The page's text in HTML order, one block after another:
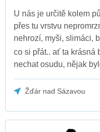
U nás je určitě kolem
přes tu vrstvu
nehrozí, myši, slimáci,
co si přát.. ať ta krásná
nechat osudu, nějak
Žďár nad Sázavou